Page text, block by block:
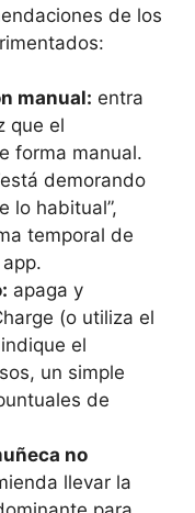
de los
manual: entra
que el
forma manual.
demorando
lo habitual”,
temporal de
apaga y
(o utiliza el
el
un simple
de
no
llevar la